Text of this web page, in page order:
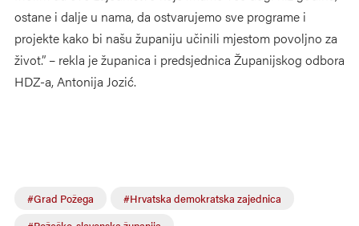
ostane i dalje u nama, da ostvarujemo sve programe i
projekte kako bi našu županiju učinili mjestom povoljno za
život.” – rekla je županica i predsjednica Županijskog odbora
HDZ-a, Antonija Jozić.
#Grad Požega
#Hrvatska demokratska zajednica